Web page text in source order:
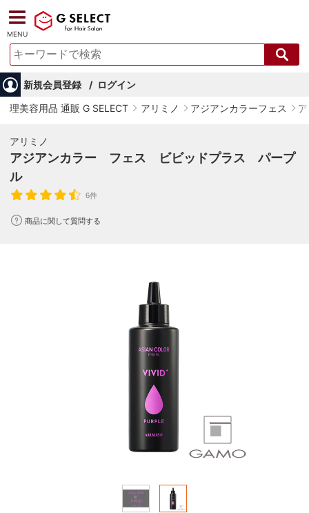
MENU
新規会員登録
ログイン
理美容用品 通販 G SELECT
アリミノ アジアンカラーフェス
アリミノ
アジアンカラー フェス ビビッドプラス パープ
ル
6件
商品に関して質問する